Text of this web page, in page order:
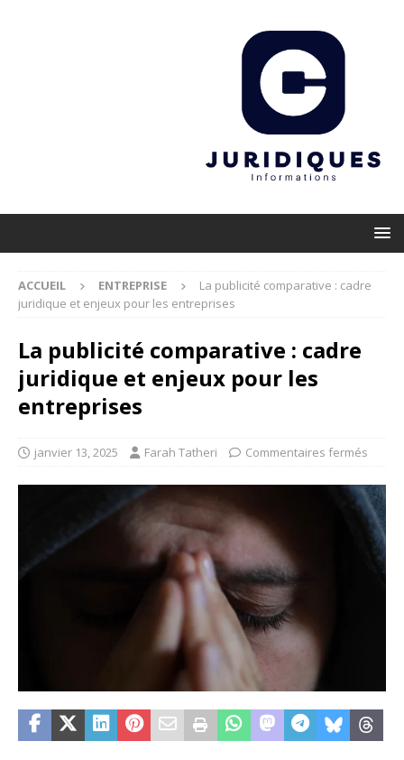
ACCUEIL ENTREPRISE
La publicité comparative : cadre
juridique et enjeux pour les entreprises
La publicité comparative : cadre
juridique et enjeux pour les
entreprises
janvier 13, 2025 Farah Tatheri Commentaires fermés